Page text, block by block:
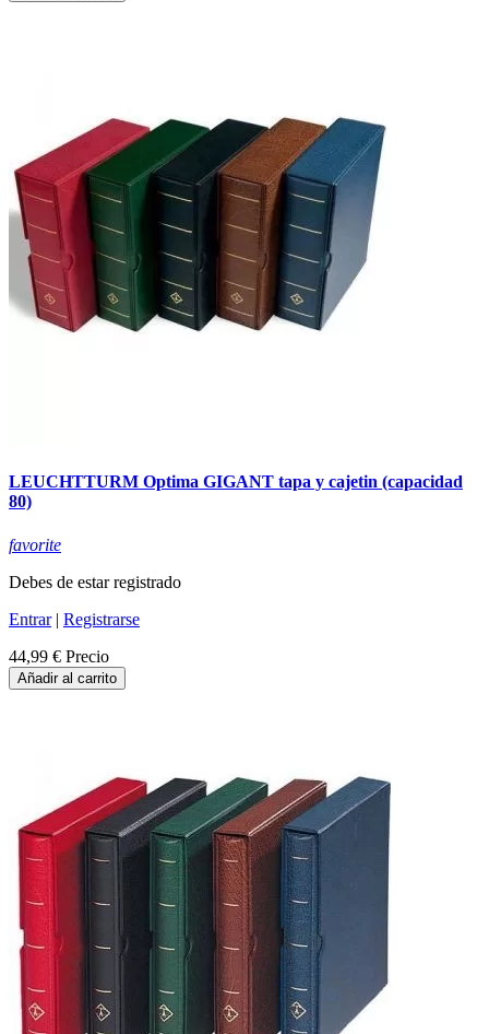
LEUCHTTURM Optima GIGANT tapa y cajetin (capacidad
80)
favorite
Debes de estar registrado
Entrar| Registrarse
44,99 € Precio
Añadir al carrito